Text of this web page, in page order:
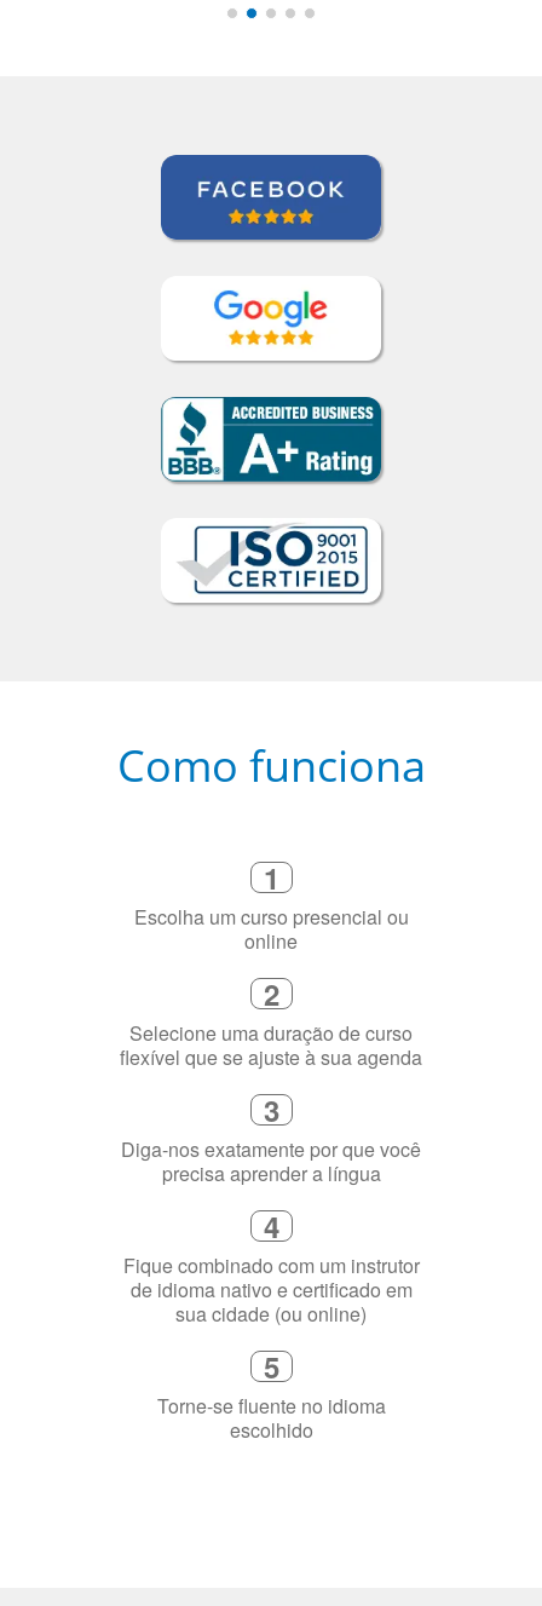
Escolha um curso presencial ou
online
2
Selecione uma duração de curso
flexível que se ajuste à sua agenda
3
Diga-nos exatamente por que você
precisa aprender a língua
4
Fique combinado com um instrutor
de idioma nativo e certificado em
sua cidade (ou online)
5
Torne-se fluente no idioma
escolhido